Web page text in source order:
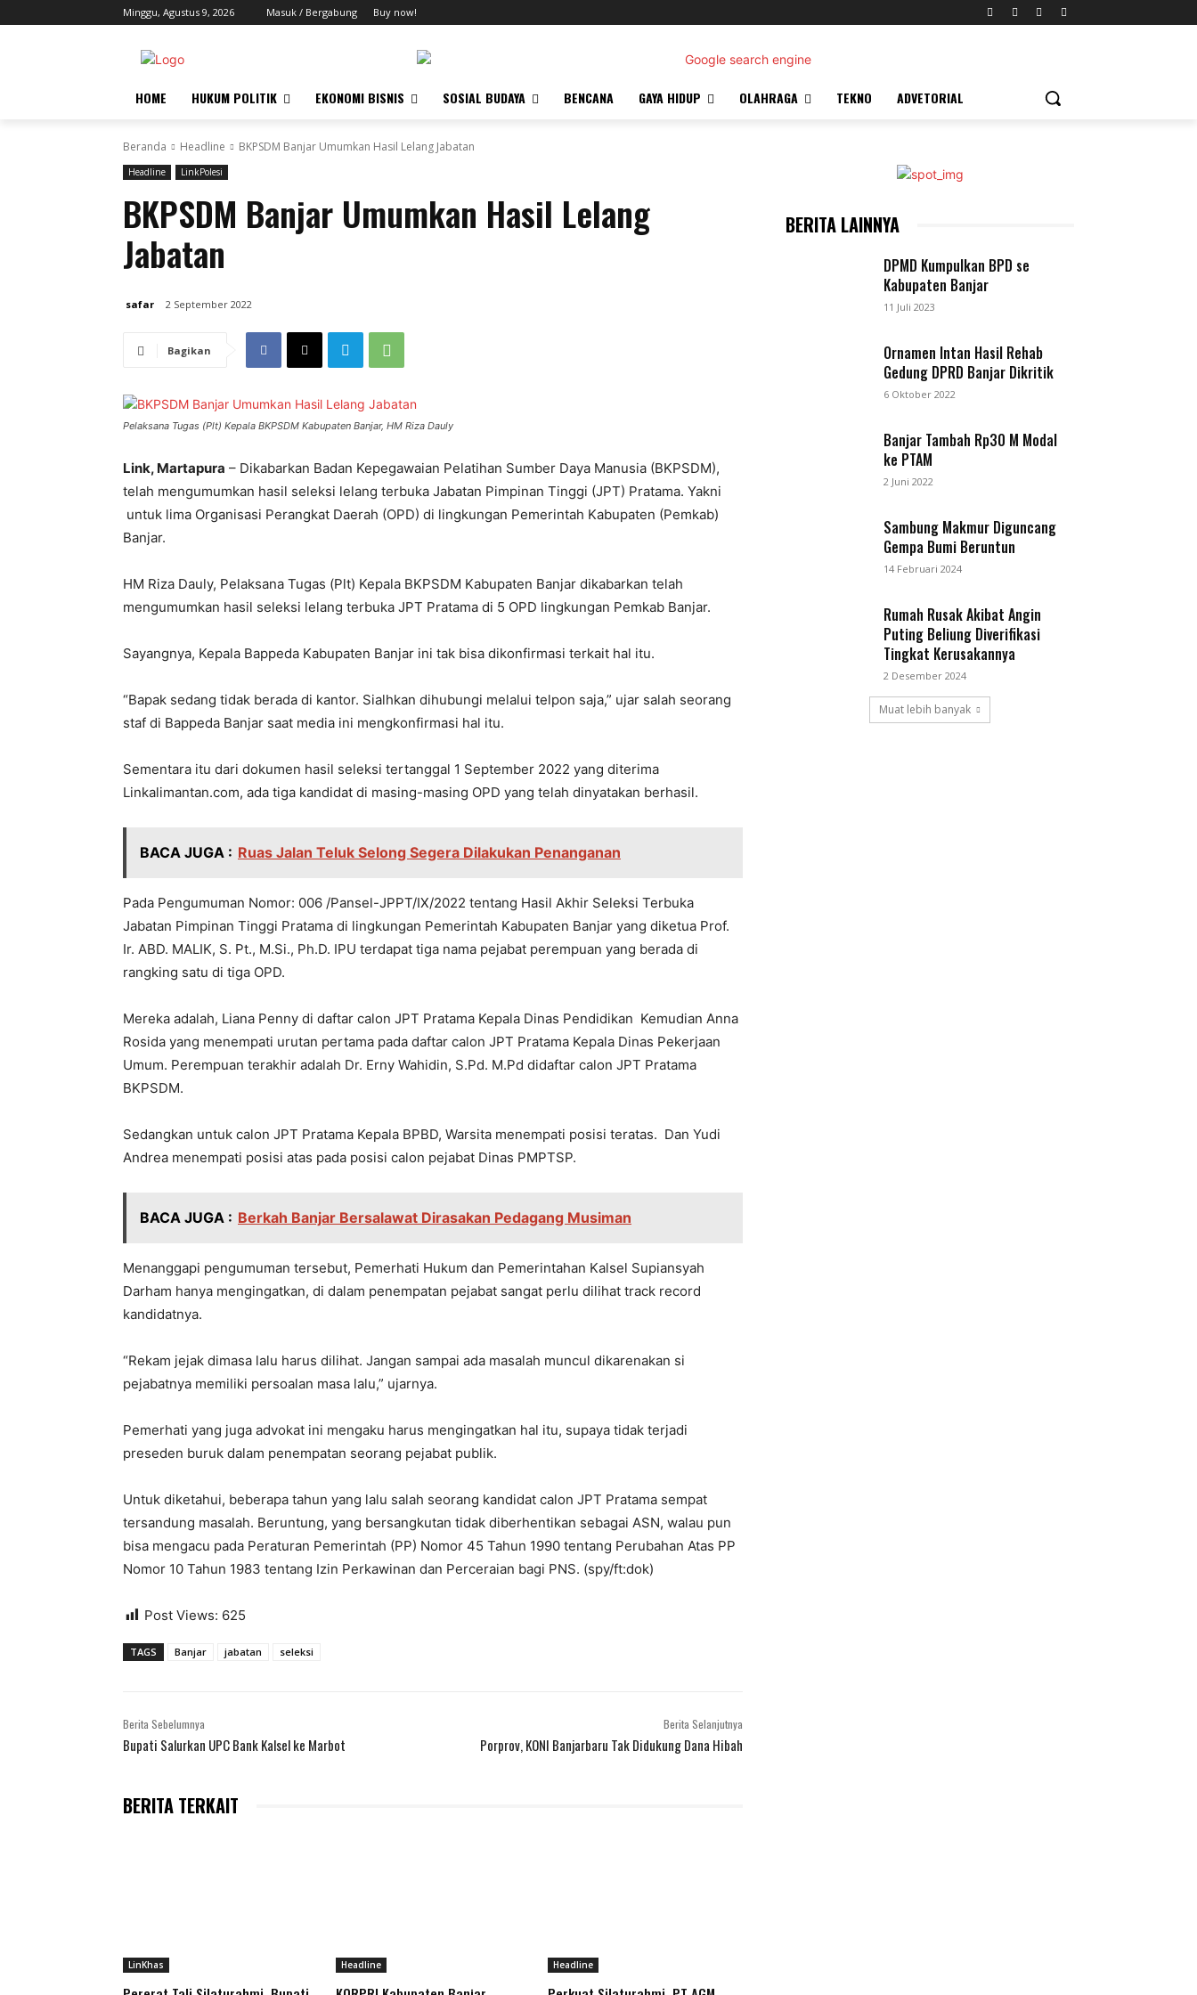
Minggu, Agustus 9, 2026 Masuk / Bergabung Buy now!
HOME HUKUM POLITIK EKONOMI BISNIS SOSIAL BUDAYA BENCANA GAYA HIDUP OLAHRAGA TEKNO ADVETORIAL
Beranda Headline BKPSDM Banjar Umumkan Hasil Lelang Jabatan
Headline LinkPolesi
BKPSDM Banjar Umumkan Hasil Lelang
Jabatan
safar 2 September 2022
Bagikan
Pelaksana Tugas (Plt) Kepala BKPSDM Kabupaten Banjar, HM Riza Dauly
Link, Martapura – Dikabarkan Badan Kepegawaian Pelatihan Sumber Daya Manusia (BKPSDM),
telah mengumumkan hasil seleksi lelang terbuka Jabatan Pimpinan Tinggi (JPT) Pratama. Yakni
untuk lima Organisasi Perangkat Daerah (OPD) di lingkungan Pemerintah Kabupaten (Pemkab)
Banjar.
HM Riza Dauly, Pelaksana Tugas (Plt) Kepala BKPSDM Kabupaten Banjar dikabarkan telah
mengumumkan hasil seleksi lelang terbuka JPT Pratama di 5 OPD lingkungan Pemkab Banjar.
Sayangnya, Kepala Bappeda Kabupaten Banjar ini tak bisa dikonfirmasi terkait hal itu.
“Bapak sedang tidak berada di kantor. Sialhkan dihubungi melalui telpon saja,” ujar salah seorang
staf di Bappeda Banjar saat media ini mengkonfirmasi hal itu.
Sementara itu dari dokumen hasil seleksi tertanggal 1 September 2022 yang diterima
Linkalimantan.com, ada tiga kandidat di masing-masing OPD yang telah dinyatakan berhasil.
BACA JUGA : Ruas Jalan Teluk Selong Segera Dilakukan Penanganan
Pada Pengumuman Nomor: 006 /Pansel-JPPT/IX/2022 tentang Hasil Akhir Seleksi Terbuka
Jabatan Pimpinan Tinggi Pratama di lingkungan Pemerintah Kabupaten Banjar yang diketua Prof.
Ir. ABD. MALIK, S. Pt., M.Si., Ph.D. IPU terdapat tiga nama pejabat perempuan yang berada di
rangking satu di tiga OPD.
Mereka adalah, Liana Penny di daftar calon JPT Pratama Kepala Dinas Pendidikan Kemudian Anna
Rosida yang menempati urutan pertama pada daftar calon JPT Pratama Kepala Dinas Pekerjaan
Umum. Perempuan terakhir adalah Dr. Erny Wahidin, S.Pd. M.Pd didaftar calon JPT Pratama
BKPSDM.
Sedangkan untuk calon JPT Pratama Kepala BPBD, Warsita menempati posisi teratas. Dan Yudi
Andrea menempati posisi atas pada posisi calon pejabat Dinas PMPTSP.
BACA JUGA : Berkah Banjar Bersalawat Dirasakan Pedagang Musiman
Menanggapi pengumuman tersebut, Pemerhati Hukum dan Pemerintahan Kalsel Supiansyah
Darham hanya mengingatkan, di dalam penempatan pejabat sangat perlu dilihat track record
kandidatnya.
“Rekam jejak dimasa lalu harus dilihat. Jangan sampai ada masalah muncul dikarenakan si
pejabatnya memiliki persoalan masa lalu,” ujarnya.
Pemerhati yang juga advokat ini mengaku harus mengingatkan hal itu, supaya tidak terjadi
preseden buruk dalam penempatan seorang pejabat publik.
Untuk diketahui, beberapa tahun yang lalu salah seorang kandidat calon JPT Pratama sempat
tersandung masalah. Beruntung, yang bersangkutan tidak diberhentikan sebagai ASN, walau pun
bisa mengacu pada Peraturan Pemerintah (PP) Nomor 45 Tahun 1990 tentang Perubahan Atas PP
Nomor 10 Tahun 1983 tentang Izin Perkawinan dan Perceraian bagi PNS. (spy/ft:dok)
Post Views: 625
TAGS Banjar jabatan seleksi
Berita Sebelumnya
Bupati Salurkan UPC Bank Kalsel ke Marbot
Berita Selanjutnya
Porprov, KONI Banjarbaru Tak Didukung Dana Hibah
BERITA TERKAIT
LinKhas Headline Headline
BERITA LAINNYA
DPMD Kumpulkan BPD se
Kabupaten Banjar
11 Juli 2023
Ornamen Intan Hasil Rehab
Gedung DPRD Banjar Dikritik
6 Oktober 2022
Banjar Tambah Rp30 M Modal
ke PTAM
2 Juni 2022
Sambung Makmur Diguncang
Gempa Bumi Beruntun
14 Februari 2024
Rumah Rusak Akibat Angin
Puting Beliung Diverifikasi
Tingkat Kerusakannya
2 Desember 2024
Muat lebih banyak